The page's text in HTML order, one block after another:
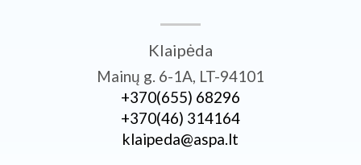
Klaipėda
Mainų g. 6-1A, LT-94101
+370­(655) 68296
+370­(46) 314164
klaipeda@aspa.lt